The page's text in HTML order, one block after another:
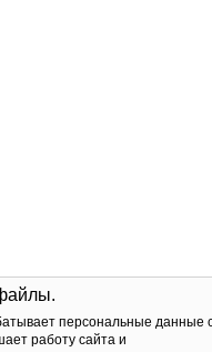
персональные данные
работу сайта и